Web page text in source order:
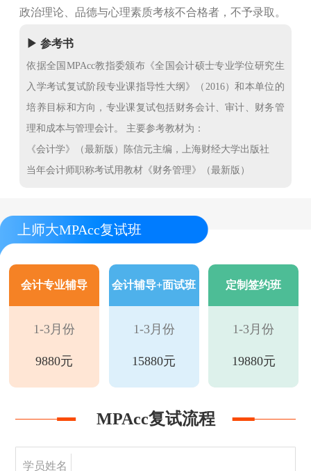
政治理论、品德与心理素质考核不合格者，不予录取。
▶ 参考书
依据全国MPAcc教指委颁布《全国会计硕士专业学位研究生
入学考试复试阶段专业课指导性大纲》（2016）和本单位的
培养目标和方向，专业课复试包括财务会计、审计、财务管
理和成本与管理会计。 主要参考教材为：
《会计学》（最新版）陈信元主编，上海财经大学出版社
当年会计师职称考试用教材《财务管理》（最新版）
上师大MPAcc复试班
会计专业辅导
1-3月份
9880元
会计辅导+面试班
1-3月份
15880元
定制签约班
1-3月份
19880元
MPAcc复试流程
学员姓名